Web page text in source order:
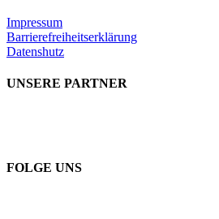
Impressum
Barrierefreiheitserklärung
Datenshutz
UNSERE PARTNER
FOLGE UNS